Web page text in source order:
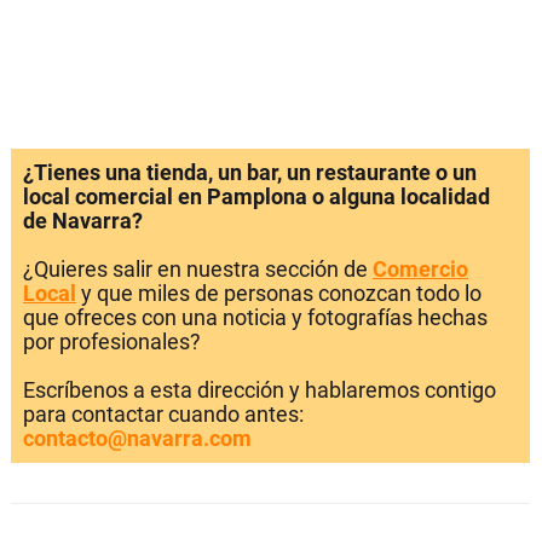
¿Tienes una tienda, un bar, un restaurante o un
local comercial en Pamplona o alguna localidad
de Navarra?
¿Quieres salir en nuestra sección de Comercio
Local y que miles de personas conozcan todo lo
que ofreces con una noticia y fotografías hechas
por profesionales?
Escríbenos a esta dirección y hablaremos contigo
para contactar cuando antes:
contacto@navarra.com